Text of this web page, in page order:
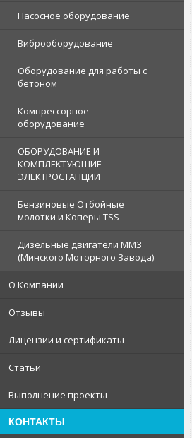
Насосное оборудование
Виброоборудование
Оборудование для работы с
бетоном
Компрессорное
оборудование
ОБОРУДОВАНИЕ И
КОМПЛЕКТУЮЩИЕ
ЭЛЕКТРОСТАНЦИИ
Бензиновые Отбойные
молотки и Коперы TSS
Дизельные двигатели ММЗ
(Минского Моторного Завода)
О Компании
Отзывы
Лицензии и сертификаты
Статьи
Выполнение проекты
КОНТАКТЫ